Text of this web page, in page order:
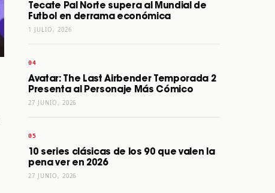
Tecate Pal Norte supera al Mundial de
Futbol en derrama económica
1 JULIO, 2026
Avatar: The Last Airbender Temporada 2
Presenta al Personaje Más Cómico
27 JUNIO, 2026
10 series clásicas de los 90 que valen la
pena ver en 2026
27 JUNIO, 2026